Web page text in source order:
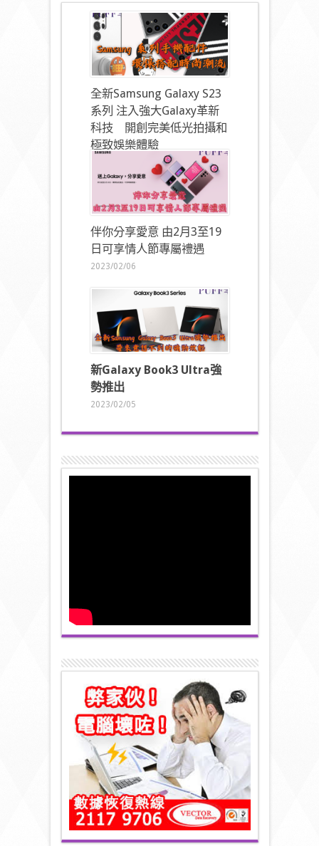
全新Samsung Galaxy S23
系列 注入強大Galaxy革新
科技 開創完美低光拍攝和
極致娛樂體驗
伴你分享愛意 由2月3至19
日可享情人節專屬禮遇
2023/02/06
新Galaxy Book3 Ultra強
勢推出
2023/02/05